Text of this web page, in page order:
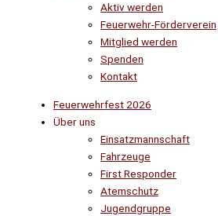
Aktiv werden
Feuerwehr-Förderverein
Mitglied werden
Spenden
Kontakt
Feuerwehrfest 2026
Über uns
Einsatzmannschaft
Fahrzeuge
First Responder
Atemschutz
Jugendgruppe